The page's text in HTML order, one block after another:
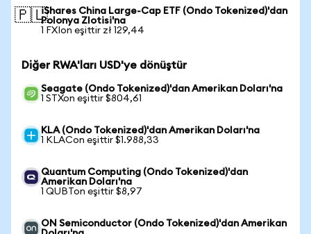
🇵🇱iShares China Large-Cap ETF (Ondo Tokenized)'dan
Polonya Zlotisi'na
1 FXIon eşittir zł 129,44
Diğer RWA'ları USD'ye dönüştür
Seagate (Ondo Tokenized)'dan Amerikan Doları'na
1 STXon eşittir $804,61
KLA (Ondo Tokenized)'dan Amerikan Doları'na
1 KLACon eşittir $1.988,33
Quantum Computing (Ondo Tokenized)'dan
Amerikan Doları'na
1 QUBTon eşittir $8,97
ON Semiconductor (Ondo Tokenized)'dan Amerikan